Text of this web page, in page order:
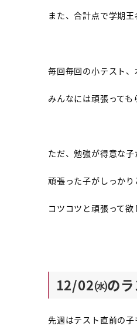
また、合計点で学期
毎回毎回の小テスト
みんなには頑張っても
ただ、勉強が得意な
頑張った子がしっかり
コツコツと頑張って欲
12/02㈬のラ
先週はテスト直前の